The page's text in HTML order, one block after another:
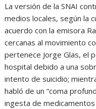
La versión de la SNAI
medios locales, según la
acuerdo con la emisora
cercanas al movimiento
pertenece Jorge Glas, el
hospital debido a una
intento de suicidio;
habló de un “coma
ingesta de